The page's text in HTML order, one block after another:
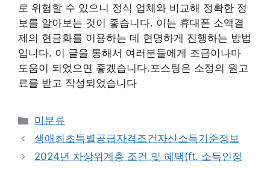
로 위험할 수 있으니 정식 업체와 비교해 정확한 정
보를 알아보는 것이 좋습니다. 이는 휴대폰 소액결
제의 현금화를 이용하는 데 현명하게 진행하는 방법
입니다. 이 글을 통해서 여러분들에게 조금이나마
도움이 되었으면 좋겠습니다.포스팅은 소정의 원고
료를 받고 작성되었습니다
Categories
미분류
생애최초특별공급자격조건자산소득기준정보
2024년 차상위계층 조건 및 혜택(ft. 소득인정